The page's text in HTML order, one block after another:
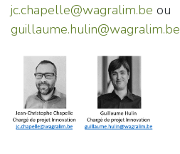
jc.chapelle@wagralim.be ou
guillaume.hulin@wagralim.be